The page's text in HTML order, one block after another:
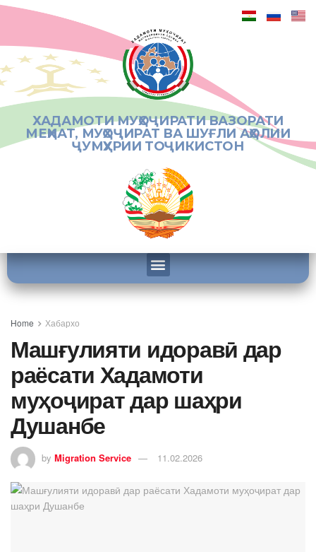
ХАДАМОТИ МУҲОҶИРАТИ ВАЗОРАТИ
МЕҲНАТ, МУҲОҶИРАТ ВА ШУҒЛИ АҲОЛИИ
ҶУМҲУРИИ ТОҶИКИСТОН
Home Хабархо
Машғулияти идоравӣ дар
раёсати Хадамоти
муҳоҷират дар шаҳри
Душанбе
by Migration Service 11.02.2026